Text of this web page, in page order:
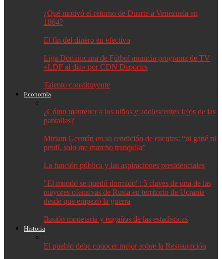
¿Qué motivó el retorno de Duarte a Venezuela en
1864?
El fin del dinero en efectivo
Liga Dominicana de Fútbol anuncia programa de TV
«LDF al día» por CDN Deportes
Talento constituyente
Economía
¿Cómo mantener a los niños y adolescentes lejos de las
pantallas?
Miriam Germán en su rendición de cuentas: “ni gané ni
perdí, solo me marcho tranquila”
La función pública y las aspiraciones presidenciales
"El mundo se quedó dormido": 5 claves de una de las
mayores ofensivas de Rusia en territorio de Ucrania
desde que empezó la guerra
Ilusión monetaria y engaños de las estadísticas
Historia
El pueblo debe conocer mejor sobre la Restauración